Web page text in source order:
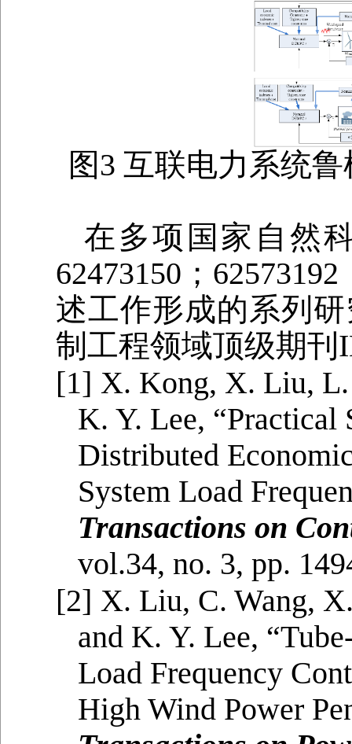
图3 互联电力系统
在多项国家自然
62473150；
述工作形成的系列
制工程领域顶级期刊
[1] X. Kong, X. Liu, L.
K. Y. Lee, “Practical
Distributed
System Load
Transactions on
vol.34, no. 3, pp.
[2] X. Liu, C. Wang,
and K. Y. Lee,
Load Frequency
High Wind Power